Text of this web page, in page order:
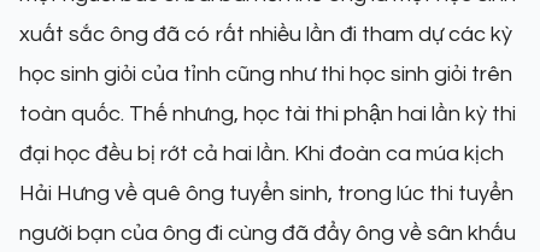
xuất sắc ông đã có rất nhiều lần đi tham dự các kỳ
học sinh giỏi của tỉnh cũng như thi học sinh giỏi trên
toàn quốc. Thế nhưng, học tài thi phận hai lần kỳ thi
đại học đều bị rớt cả hai lần. Khi đoàn ca múa kịch
Hải Hưng về quê ông tuyển sinh, trong lúc thi tuyển
người bạn của ông đi cùng đã đẩy ông về sân khấu